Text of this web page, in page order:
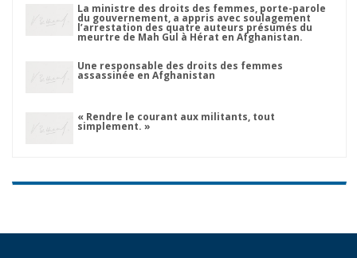
La ministre des droits des femmes, porte-parole
du gouvernement, a appris avec soulagement
l’arrestation des quatre auteurs présumés du
meurtre de Mah Gul à Hérat en Afghanistan.
Une responsable des droits des femmes
assassinée en Afghanistan
« Rendre le courant aux militants, tout
simplement. »